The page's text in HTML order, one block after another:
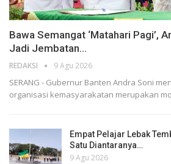
Bawa Semangat ‘Matahari Pagi’,
Jadi Jembatan…
REDAKSI 9 Agu 2026
SERANG - Gubernur Banten Andra Soni
organisasi kemasyarakatan merupakan
Empat Pelajar Lebak
Satu Diantaranya…
9 Agu 2026